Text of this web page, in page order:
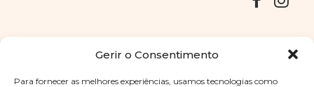
Gerir o Consentimento
Para fornecer as melhores experiências, usamos tecnologias como